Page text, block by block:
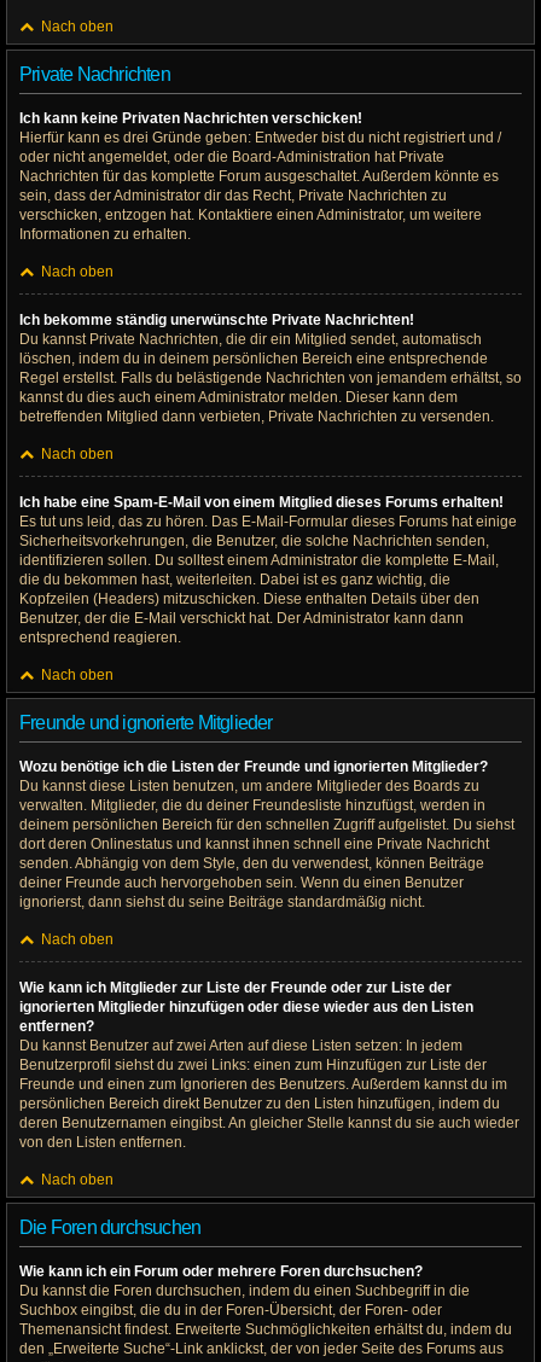
Nach oben
Private Nachrichten
Ich kann keine Privaten Nachrichten verschicken!
Hierfür kann es drei Gründe geben: Entweder bist du nicht registriert und /
oder nicht angemeldet, oder die Board-Administration hat Private
Nachrichten für das komplette Forum ausgeschaltet. Außerdem könnte es
sein, dass der Administrator dir das Recht, Private Nachrichten zu
verschicken, entzogen hat. Kontaktiere einen Administrator, um weitere
Informationen zu erhalten.
Nach oben
Ich bekomme ständig unerwünschte Private Nachrichten!
Du kannst Private Nachrichten, die dir ein Mitglied sendet, automatisch
löschen, indem du in deinem persönlichen Bereich eine entsprechende
Regel erstellst. Falls du belästigende Nachrichten von jemandem erhältst, so
kannst du dies auch einem Administrator melden. Dieser kann dem
betreffenden Mitglied dann verbieten, Private Nachrichten zu versenden.
Nach oben
Ich habe eine Spam-E-Mail von einem Mitglied dieses Forums erhalten!
Es tut uns leid, das zu hören. Das E-Mail-Formular dieses Forums hat einige
Sicherheitsvorkehrungen, die Benutzer, die solche Nachrichten senden,
identifizieren sollen. Du solltest einem Administrator die komplette E-Mail,
die du bekommen hast, weiterleiten. Dabei ist es ganz wichtig, die
Kopfzeilen (Headers) mitzuschicken. Diese enthalten Details über den
Benutzer, der die E-Mail verschickt hat. Der Administrator kann dann
entsprechend reagieren.
Nach oben
Freunde und ignorierte Mitglieder
Wozu benötige ich die Listen der Freunde und ignorierten Mitglieder?
Du kannst diese Listen benutzen, um andere Mitglieder des Boards zu
verwalten. Mitglieder, die du deiner Freundesliste hinzufügst, werden in
deinem persönlichen Bereich für den schnellen Zugriff aufgelistet. Du siehst
dort deren Onlinestatus und kannst ihnen schnell eine Private Nachricht
senden. Abhängig von dem Style, den du verwendest, können Beiträge
deiner Freunde auch hervorgehoben sein. Wenn du einen Benutzer
ignorierst, dann siehst du seine Beiträge standardmäßig nicht.
Nach oben
Wie kann ich Mitglieder zur Liste der Freunde oder zur Liste der
ignorierten Mitglieder hinzufügen oder diese wieder aus den Listen
entfernen?
Du kannst Benutzer auf zwei Arten auf diese Listen setzen: In jedem
Benutzerprofil siehst du zwei Links: einen zum Hinzufügen zur Liste der
Freunde und einen zum Ignorieren des Benutzers. Außerdem kannst du im
persönlichen Bereich direkt Benutzer zu den Listen hinzufügen, indem du
deren Benutzernamen eingibst. An gleicher Stelle kannst du sie auch wieder
von den Listen entfernen.
Nach oben
Die Foren durchsuchen
Wie kann ich ein Forum oder mehrere Foren durchsuchen?
Du kannst die Foren durchsuchen, indem du einen Suchbegriff in die
Suchbox eingibst, die du in der Foren-Übersicht, der Foren- oder
Themenansicht findest. Erweiterte Suchmöglichkeiten erhältst du, indem du
den „Erweiterte Suche“-Link anklickst, der von jeder Seite des Forums aus